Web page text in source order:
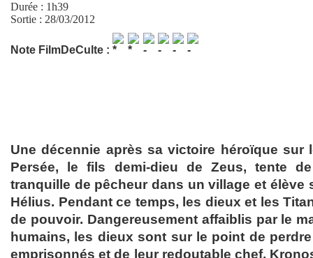
Durée : 1h39
Sortie : 28/03/2012
Note FilmDeCulte :
Une décennie après sa victoire héroïque sur
Persée, le fils demi-dieu de Zeus, tente
tranquille de pêcheur dans un village et élève
Hélius. Pendant ce temps, les dieux et les
de pouvoir. Dangereusement affaiblis par le
humains, les dieux sont sur le point de
emprisonnés et de leur redoutable chef,